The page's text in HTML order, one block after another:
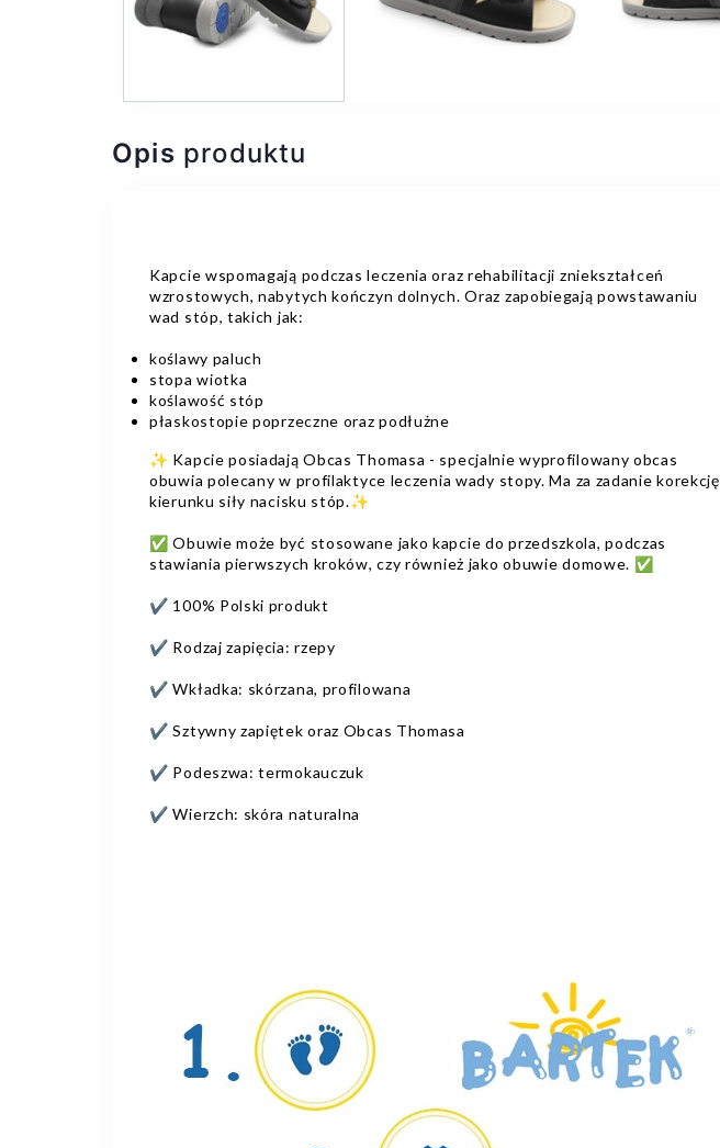
Opis produktu
Kapcie wspomagają podczas leczenia oraz rehabilitacji zniekształceń
wzrostowych, nabytych kończyn dolnych. Oraz zapobiegają powstawaniu
wad stóp, takich jak:
koślawy paluch
stopa wiotka
koślawość stóp
płaskostopie poprzeczne oraz podłużne
✨ Kapcie posiadają Obcas Thomasa - specjalnie wyprofilowany obcas
obuwia polecany w profilaktyce leczenia wady stopy. Ma za zadanie korekcję
kierunku siły nacisku stóp.✨
✅ Obuwie może być stosowane jako kapcie do przedszkola, podczas
stawiania pierwszych kroków, czy również jako obuwie domowe. ✅
✔ 100% Polski produkt
✔ Rodzaj zapięcia: rzepy
✔ Wkładka: skórzana, profilowana
✔ Sztywny zapiętek oraz Obcas Thomasa
✔ Podeszwa: termokauczuk
✔ Wierzch: skóra naturalna